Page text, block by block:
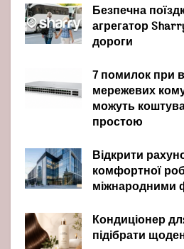
Безпечна
агрегатор
дороги
7 помилок при
мережевих
можуть
простою
Відкрити
комфортної
міжнародними
Кондиціонер
підібрати